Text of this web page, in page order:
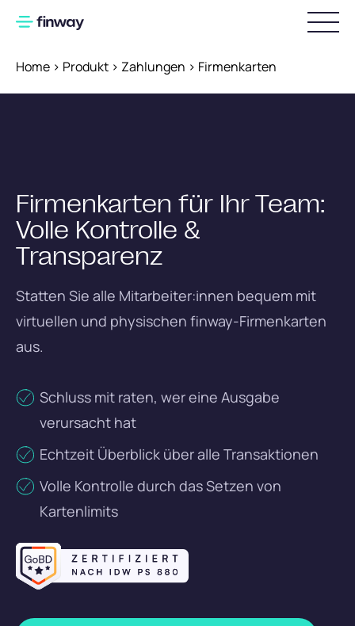
Vorbereitende Buchhaltung
Zahlungen
Digitale Reisekostenabrechnung
Spesenmanagement
ERP und WaWi
Produzierendes Gewerbe
Handel & E-Commerce
Dienstleistung
Preise
Ressourcen
Blog
Erfolgsgeschichten
Partnerschaften
Karriere
089 380 37708
Login
DE
Home > Produkt > Zahlungen > Firmenkarten
Firmenkarten für Ihr Team:
Volle Kontrolle &
Transparenz
Statten Sie alle Mitarbeiter:innen bequem mit
virtuellen und physischen finway-Firmenkarten
aus.
Schluss mit raten, wer eine Ausgabe
verursacht hat
Echtzeit Überblick über alle Transaktionen
Volle Kontrolle durch das Setzen von
Kartenlimits